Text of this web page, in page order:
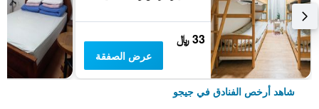
33 ﷼
عرض الصفقة
شاهد أرخص الفنادق في جيجو